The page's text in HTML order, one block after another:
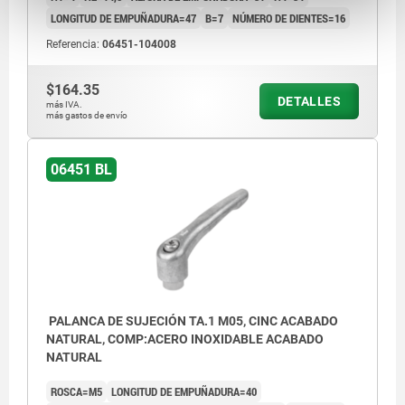
LONGITUD DE EMPUÑADURA=47 B=7 NÚMERO DE DIENTES=16
Referencia: 06451-104008
$164.35
más IVA.
más gastos de envío
DETALLES
06451 BL
PALANCA DE SUJECIÓN TA.1 M05, CINC ACABADO
NATURAL, COMP:ACERO INOXIDABLE ACABADO
NATURAL
ROSCA=M5 LONGITUD DE EMPUÑADURA=40